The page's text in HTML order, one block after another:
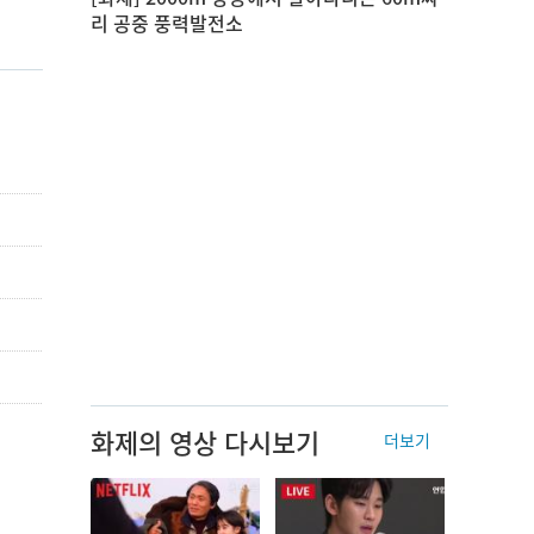
리 공중 풍력발전소
화제의 영상 다시보기 더보기